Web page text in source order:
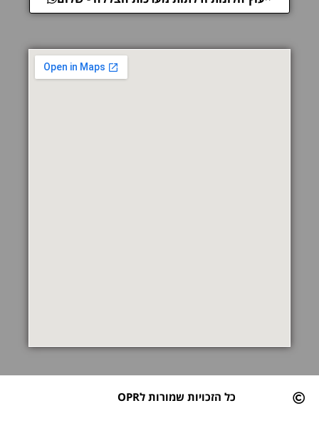
כל הזכויות שמורות לOPR